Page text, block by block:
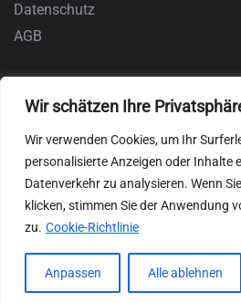
Wir schätzen Ihre
Wir verwenden Cookies, um Ihr
personalisierte Anzeigen oder Inhalte
Datenverkehr zu analysieren. Wenn
klicken, stimmen Sie der Anwendung
zu. Cookie-Richtlinie
Anpassen Alle ablehnen
Datenschutz
AGB